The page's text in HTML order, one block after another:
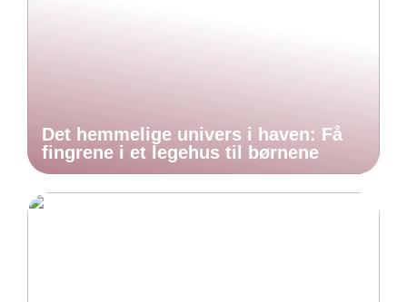
Det hemmelige univers i haven: Få
fingrene i et legehus til børnene